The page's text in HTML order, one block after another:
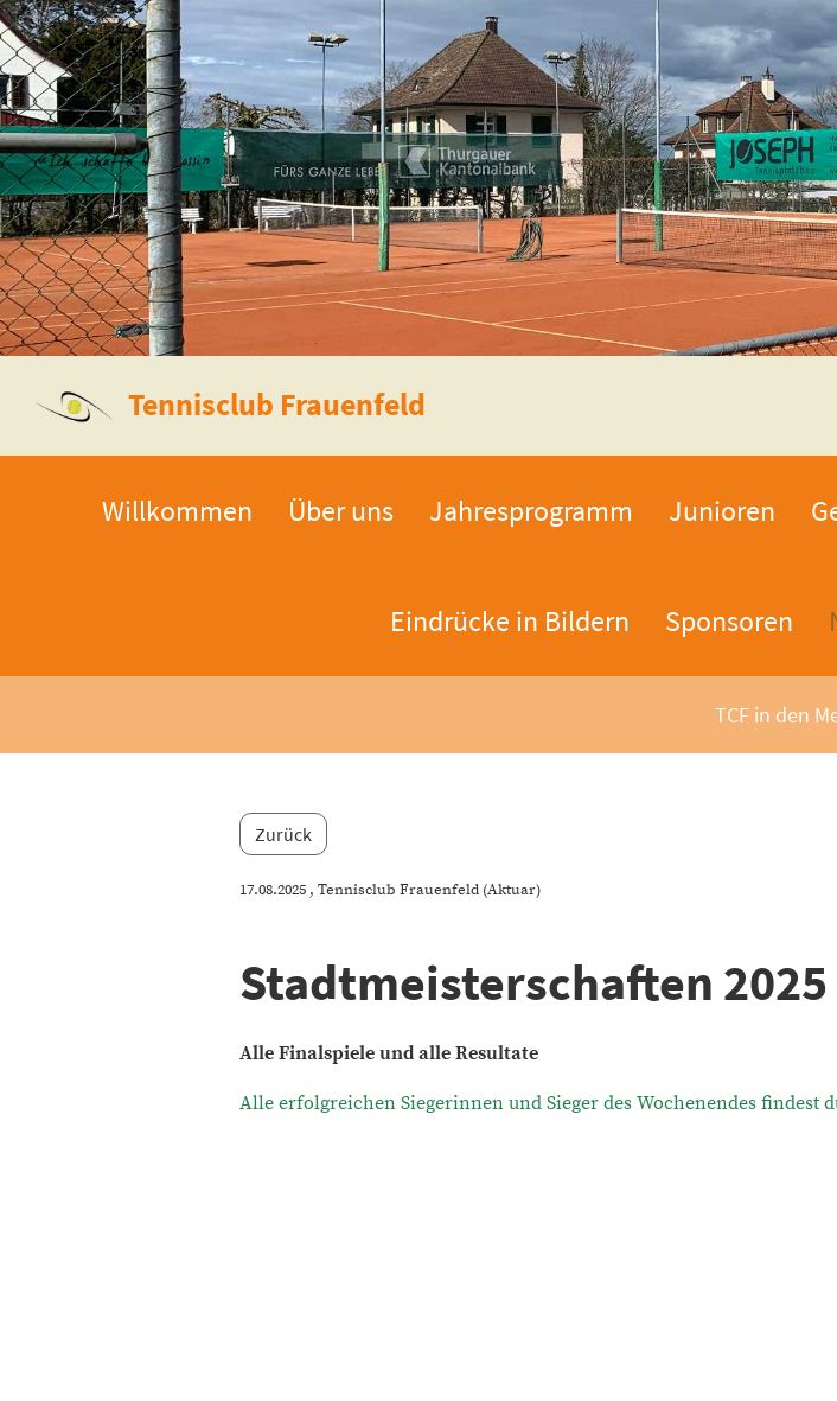
Tennisclub Frauenfeld
Willkommen Über uns Jahresprogramm Junioren
Eindrücke in Bildern Sponsoren
TCF in den
Zurück
17.08.2025, Tennisclub Frauenfeld (Aktuar)
Stadtmeisterschaften 2025
Alle Finalspiele und alle Resultate
Alle erfolgreichen Siegerinnen und Sieger des Wochenendes findest